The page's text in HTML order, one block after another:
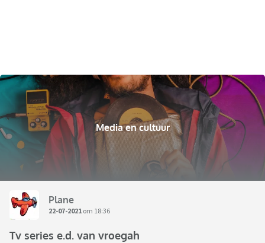
Media en cultuur
Plane
22-07-2021 om 18:36
Tv series e.d. van vroegah